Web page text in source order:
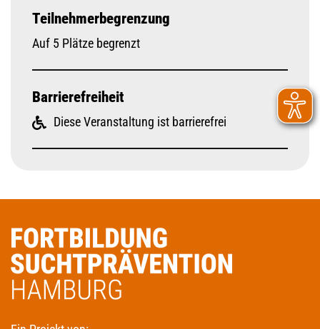
Teilnehmerbegrenzung
Auf 5 Plätze begrenzt
Barrierefreiheit
Diese Veranstaltung ist barrierefrei